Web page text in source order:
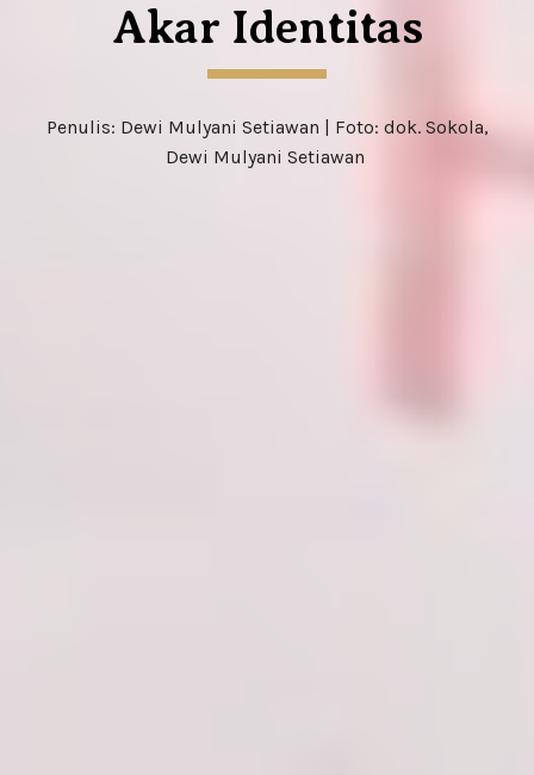
Akar Identitas
Penulis: Dewi Mulyani Setiawan | Foto: dok. Sokola,
Dewi Mulyani Setiawan